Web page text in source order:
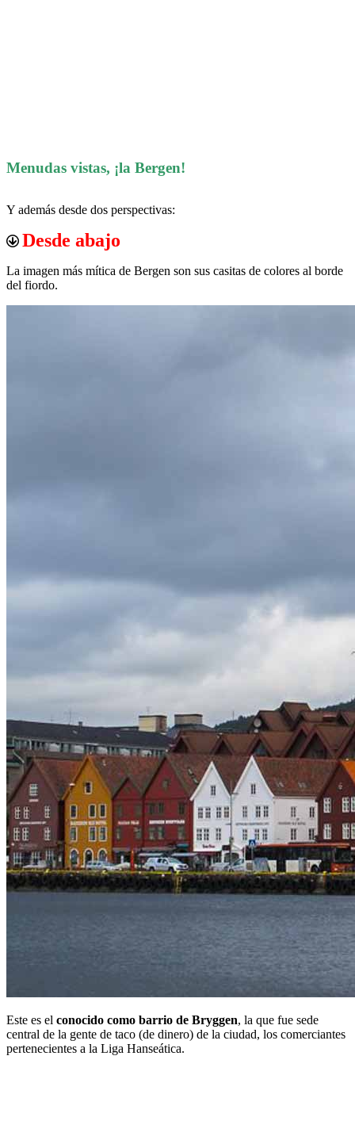
Menudas vistas, ¡la Bergen!
Y además desde dos perspectivas:
Desde abajo
La imagen más mítica de Bergen son sus casitas de colores al borde
del fiordo.
Este es el conocido como barrio de Bryggen, la que fue sede
central de la gente de taco (de dinero) de la ciudad, los comerciantes
pertenecientes a la Liga Hanseática.